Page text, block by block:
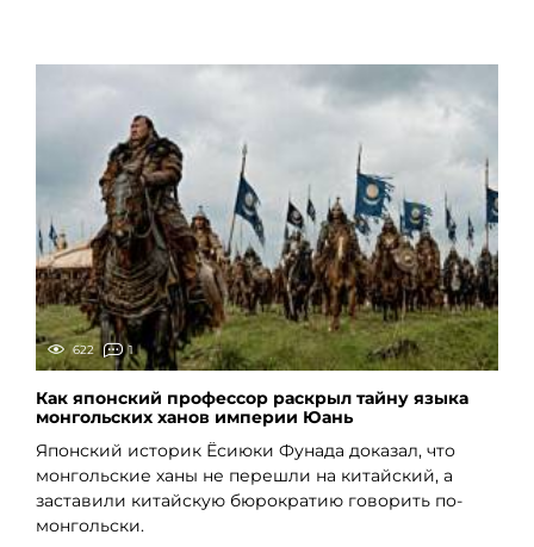
622 1
Как японский профессор раскрыл тайну языка
монгольских ханов империи Юань
Японский историк Ёсиюки Фунада доказал, что
монгольские ханы не перешли на китайский, а
заставили китайскую бюрократию говорить по-
монгольски.